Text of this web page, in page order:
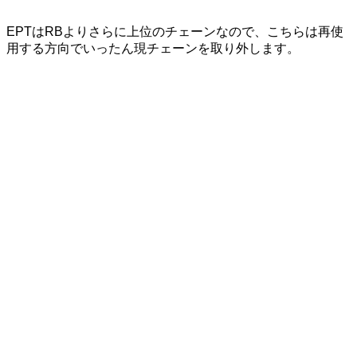
EPTはRBよりさらに上位のチェーンなので、こちらは再使
用する方向でいったん現チェーンを取り外します。